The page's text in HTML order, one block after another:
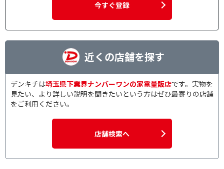
今すぐ登録
近くの店舗を探す
デンキチは埼玉県下業界ナンバーワンの家電量販店です。実物を
見たい、より詳しい説明を聞きたいという方はぜひ最寄りの店舗
をご利用ください。
店舗検索へ